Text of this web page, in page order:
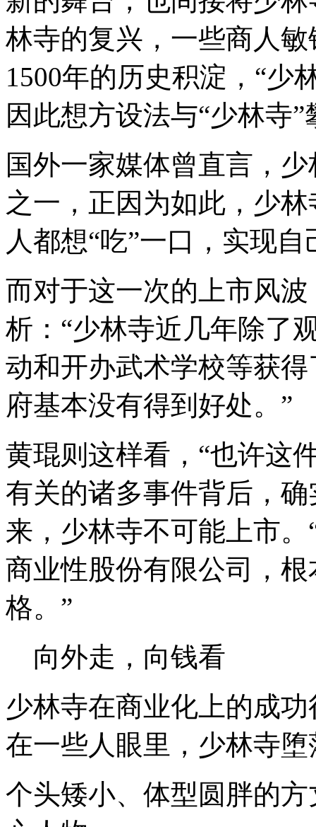
林寺的复兴，一些商人
1500年的历史积淀，“少
因此想方设法与“少林寺
国外一家媒体曾直言，
之一，正因为如此，少
人都想“吃”一口，实现
而对于这一次的上市风
析：“少林寺近几年除了
动和开办武术学校等获
府基本没有得到好处。”
黄琨则这样看，“也许这
有关的诸多事件背后，
来，少林寺不可能上市
商业性股份有限公司，
格。”
向外走，向钱看
少林寺在商业化上的成
在一些人眼里，少林寺堕
个头矮小、体型圆胖的